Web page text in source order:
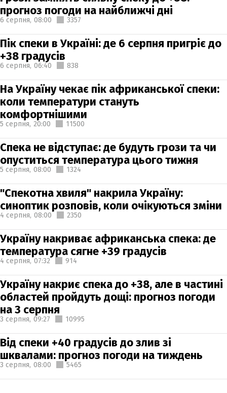
прогноз погоди на найближчі дні
6 серпня, 08:00 3357
Пік спеки в Україні: де 6 серпня пригріє до
+38 градусів
6 серпня, 06:40 838
На Україну чекає пік африканської спеки:
коли температури стануть
комфортнішими
5 серпня, 20:00 11500
Спека не відступає: де будуть грози та чи
опуститься температура цього тижня
5 серпня, 08:00 1324
"Спекотна хвиля" накрила Україну:
синоптик розповів, коли очікуються зміни
4 серпня, 08:00 2350
Україну накриває африканська спека: де
температура сягне +39 градусів
4 серпня, 07:32 914
Україну накриє спека до +38, але в частині
областей пройдуть дощі: прогноз погоди
на 3 серпня
3 серпня, 09:27 10995
Від спеки +40 градусів до злив зі
шквалами: прогноз погоди на тиждень
3 серпня, 08:00 5465